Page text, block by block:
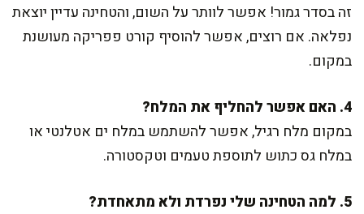
זה בסדר גמור! אפשר לוותר על השום, והטחינה עדיין יוצאת
נפלאה. אם רוצים, אפשר להוסיף קורט פפריקה מעושנת
במקום.
4. האם אפשר להחליף את המלח?
במקום מלח רגיל, אפשר להשתמש במלח ים אטלנטי או
במלח גס כתוש לתוספת טעמים וטקסטורה.
5. למה הטחינה שלי נפרדת ולא מתאחדת?